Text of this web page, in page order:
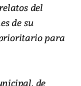
del
de su
para
de